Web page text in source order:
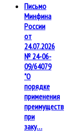
Письмо
Минфина
России
от
24.07.2026
№ 24-06-
09/64079
"О
порядке
применения
преимуществ
при
заку…